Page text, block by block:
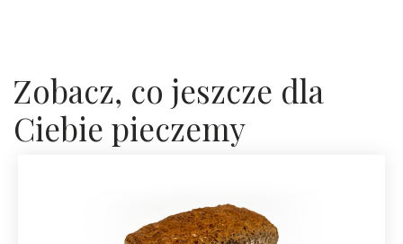
Zobacz, co jeszcze dla
Ciebie pieczemy